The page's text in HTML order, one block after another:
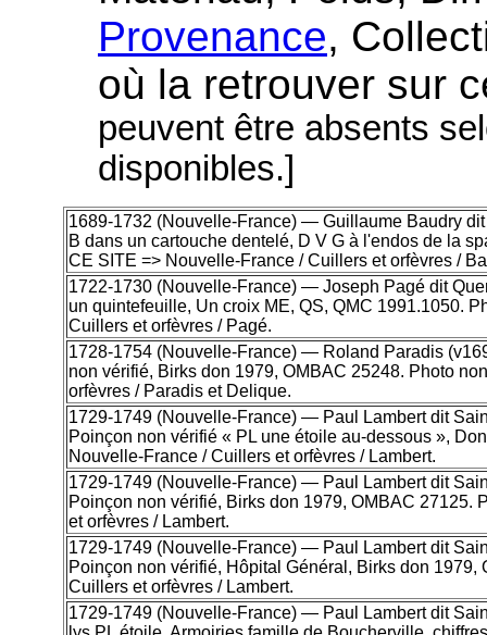
Provenance,
où la retrouver sur
peuvent être absents
disponibles.]
1689-1732 (Nouvelle-France) — Guillaume Baudry
B dans un cartouche dentelé, D V G à l'endos de la
CE SITE => Nouvelle-France / Cuillers et orfèvres /
1722-1730 (Nouvelle-France) — Joseph Pagé dit
un quintefeuille, Un croix ME, QS, QMC 1991.1050.
Cuillers et orfèvres / Pagé.
1728-1754 (Nouvelle-France) — Roland Paradis
non vérifié, Birks don 1979, OMBAC 25248. Photo
orfèvres / Paradis et Delique.
1729-1749 (Nouvelle-France) — Paul Lambert dit
Poinçon non vérifié « PL une étoile au-dessous »,
Nouvelle-France / Cuillers et orfèvres / Lambert.
1729-1749 (Nouvelle-France) — Paul Lambert dit
Poinçon non vérifié, Birks don 1979, OMBAC
et orfèvres / Lambert.
1729-1749 (Nouvelle-France) — Paul Lambert dit
Poinçon non vérifié, Hôpital Général, Birks don
Cuillers et orfèvres / Lambert.
1729-1749 (Nouvelle-France) — Paul Lambert dit